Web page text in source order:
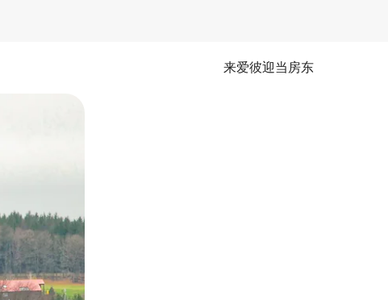
来爱彼迎当房东